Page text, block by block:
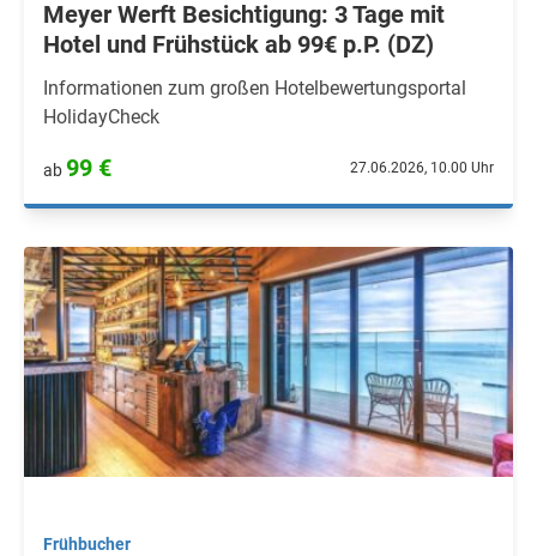
Meyer Werft Besichtigung: 3 Tage mit
Hotel und Frühstück ab 99€ p.P. (DZ)
Informationen zum großen Hotelbewertungsportal
HolidayCheck
ab99 € 27.06.2026, 10.00 Uhr
Frühbucher